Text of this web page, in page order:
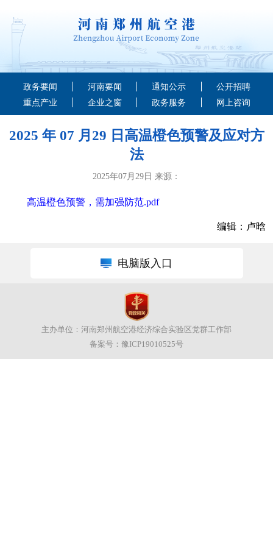
政务要闻 河南要闻 通知公示
公开招聘
重点产业
企业之窗 政务服务 网上咨询
2025 年 07 月29 日高温橙色预警及应对方
法
2025年07月29日 来源：
高温橙色预警，需加强防范.pdf
编辑：卢晗
电脑版入口
主办单位：河南郑州航空港经济综合实验区党群工作部
备案号： 豫ICP19010525号